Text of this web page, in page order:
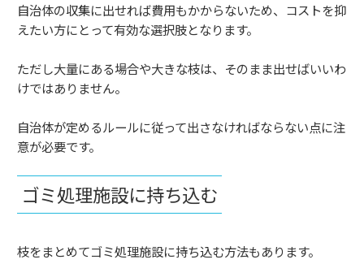
自治体の収集に出せれば費用もかからないため、コストを抑
えたい方にとって有効な選択肢となります。
ただし大量にある場合や大きな枝は、そのまま出せばいいわ
けではありません。
自治体が定めるルールに従って出さなければならない点に注
意が必要です。
ゴミ処理施設に持ち込む
枝をまとめてゴミ処理施設に持ち込む方法もあります。